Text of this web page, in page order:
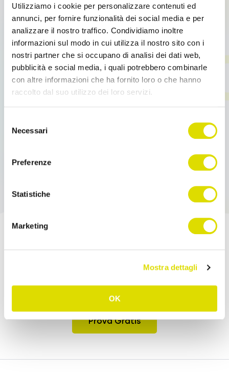
Utilizziamo i cookie per personalizzare contenuti ed
annunci, per fornire funzionalità dei social media e per
analizzare il nostro traffico. Condividiamo inoltre
informazioni sul modo in cui utilizza il nostro sito con i
nostri partner che si occupano di analisi dei dati web,
pubblicità e social media, i quali potrebbero combinarle
con altre informazioni che ha fornito loro o che hanno
raccolto dal suo utilizzo dei loro servizi.
all'informativa:
https://www.ordersender.com/cookie-
delNecessari
Preferenze
Statistiche
Marketing
Mostra dettagli
OK
Agenti, è sponsor del Festival Jazz&Wine in
Montalcino 2025. Vuoi partecipare? Richiedi il tuo
biglietto.
Leggi tutto
Potenzia le tue Vendite!
versione completa, per 15 giorni.
Prova Gratis